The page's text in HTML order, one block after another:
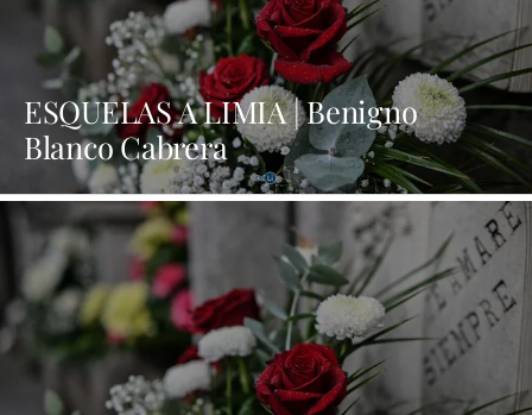
ESQUELAS A LIMIA | Benigno
Blanco Cabrera